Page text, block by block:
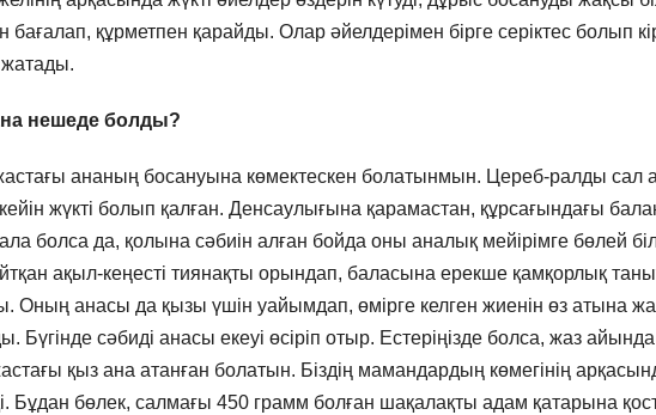
бағалап, құрметпен қарайды. Олар әйелдерімен бірге серіктес болып
жатады.
нешеде болды?
ананың босануына көмектескен болатынмын. Цереб-ралды сал
жүкті болып қалған. Денсаулығына қарамастан, құрсағындағы
болса да, қолына сәбиін алған бойда оны аналық мейірімге бөлей
ақыл-кеңесті тиянақты орындап, баласына ерекше қамқорлық
Оның анасы да қызы үшін уайымдап, өмірге келген жиенін өз атына
сәбиді анасы екеуі өсіріп отыр. Естеріңізде болса, жаз айында
қыз ана атанған болатын. Біздің мамандардың көмегінің
Бұдан бөлек, салмағы 450 грамм болған шақалақты адам қатарына